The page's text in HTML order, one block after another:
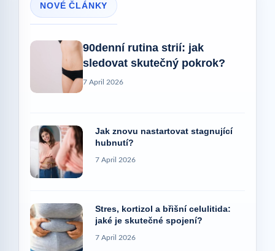
NOVÉ ČLÁNKY
90denní rutina strií: jak
sledovat skutečný pokrok?
7 April 2026
Jak znovu nastartovat stagnující
hubnutí?
7 April 2026
Stres, kortizol a břišní celulitida:
jaké je skutečné spojení?
7 April 2026